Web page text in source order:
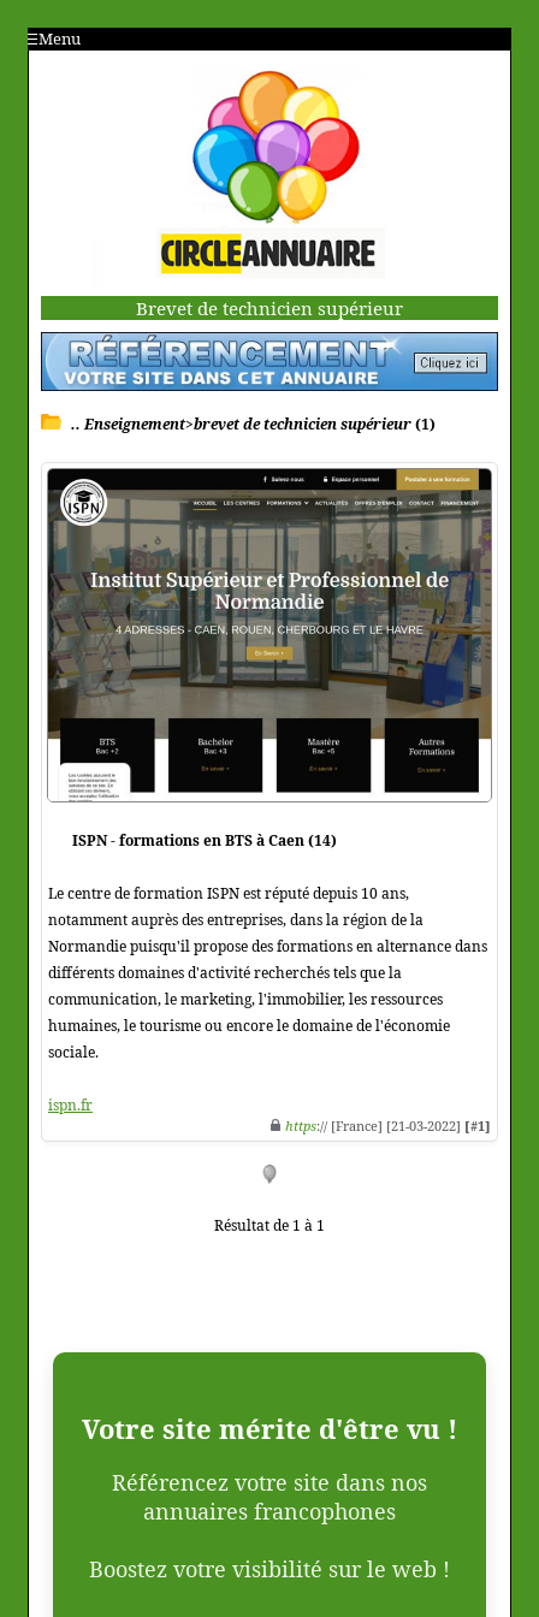
Menu
Brevet de technicien supérieur
.. Enseignement>brevet de technicien supérieur(1)
ISPN - formations en BTS à Caen (14)
Le centre de formation ISPN est réputé depuis 10 ans,
notamment auprès des entreprises, dans la région de la
Normandie puisqu'il propose des formations en alternance dans
différents domaines d'activité recherchés tels que la
communication, le marketing, l'immobilier, les ressources
humaines, le tourisme ou encore le domaine de l'économie
sociale.
ispn.fr
https:// [France] [21-03-2022] [#1]
Résultat de 1 à 1
Votre site mérite d'être vu !
Référencez votre site dans nos
annuaires francophones
Boostez votre visibilité sur le web !